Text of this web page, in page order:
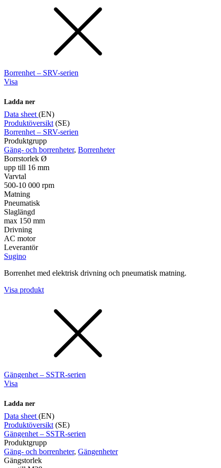
Borrenhet – SRV-serien
Visa
Ladda ner
Data sheet (EN)
Produktöversikt (SE)
Borrenhet – SRV-serien
Produktgrupp
Gäng- och borrenheter, Borrenheter
Borrstorlek Ø
upp till 16 mm
Varvtal
500-10 000 rpm
Matning
Pneumatisk
Slaglängd
max 150 mm
Drivning
AC motor
Leverantör
Sugino
Borrenhet med elektrisk drivning och pneumatisk matning.
Visa produkt
Gängenhet – SSTR-serien
Visa
Ladda ner
Data sheet (EN)
Produktöversikt (SE)
Gängenhet – SSTR-serien
Produktgrupp
Gäng- och borrenheter, Gängenheter
Gängstorlek